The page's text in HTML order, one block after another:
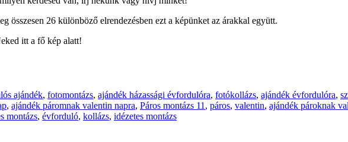
összesen 26 különböző elrendezésben ezt a képünket az árakkal együtt.
itt a fő kép alatt!
ajándék, fotomontázs, ajándék házassági évfordulóra, fotókollázs, ajándék évfordulóra,
, ajándék páromnak valentin napra, Páros montázs 11 , páros, valentin, ajándék pároknak
montázs, évforduló, kollázs, idézetes montázs